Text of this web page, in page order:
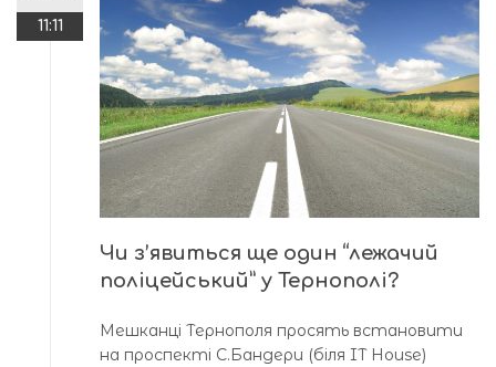
11:11
Чи з’явиться ще один “лежачий
поліцейський” у Тернополі?
Мешканці Тернополя просять встановити
на проспекті С.Бандери (біля IT House)